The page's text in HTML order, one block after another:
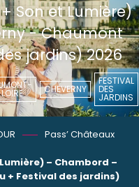
Son et Lumière)
- Chaumont
jardins) 2026
CHEVERNY
FESTIVAL
DES
JARDINS
Pass’ Châteaux
– Chambord –
+ Festival des jardins)